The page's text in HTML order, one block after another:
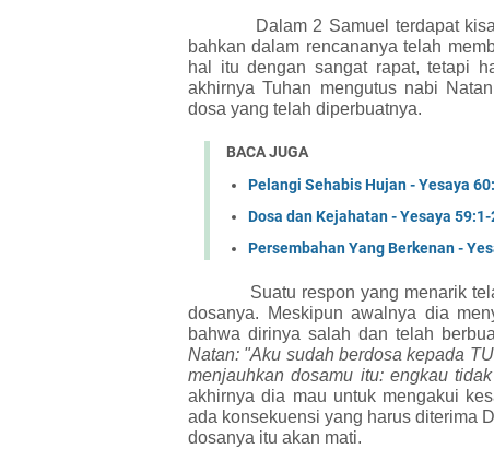
Dalam 2 Samuel terdapat
bahkan dalam rencananya telah
hal itu dengan sangat rapat, tetapi
akhirnya Tuhan mengutus nabi
dosa yang telah diperbuatnya.
BACA JUGA
Pelangi Sehabis Hujan - Yesaya
Dosa dan Kejahatan - Yesaya 59:1-
Persembahan Yang Berkenan -
Suatu respon yang menarik
dosanya. Meskipun awalnya dia
bahwa dirinya salah dan telah
Natan: "Aku sudah berdosa kepada
menjauhkan dosamu itu: engkau tidak
akhirnya dia mau untuk mengakui
ada konsekuensi yang harus diterima
dosanya itu akan mati.